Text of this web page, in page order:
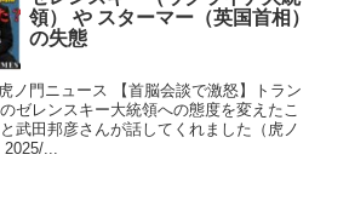
領） や スターマー（英国首相）
の失態
ノ門ニュース 【首脳会談で激怒】トラン
ゼレンスキー大統領への態度を変えたこ
武田邦彦さんが話してくれました（虎ノ
...